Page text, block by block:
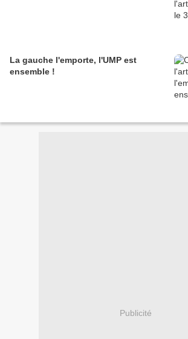
La gauche l'emporte, l'UMP est
ensemble !
Publicité